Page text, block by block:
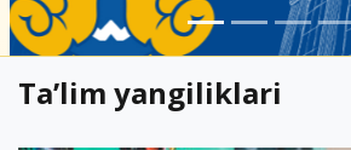
Ta’lim yangiliklari